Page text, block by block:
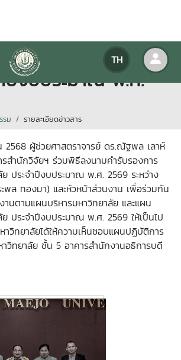
TH
ำรับรองการปฏิบัติ
ปีงบประมาณ พ.ศ.
รม รายละเอียดข่าวสาร
2568 ผู้ช่วยศาสตราจารย์ ดร.ณัฐพล เลาห์
สำนักวิจัยฯ ร่วมพิธีลงนามคำรับรองการ
ประจำปีงบประมาณ พ.ศ. 2569 ระหว่าง
พล ทองมา) และหัวหน้าส่วนงาน เพื่อร่วมกัน
านตามแผนบริหารมหาวิทยาลัย และแผน
ประจำปีงบประมาณ พ.ศ. 2569 ให้เป็นไป
าวิทยาลัยได้ให้ความเห็นชอบแผนปฏิบัติการ
วิทยาลัย ชั้น 5 อาคารสำนักงานอธิการบดี